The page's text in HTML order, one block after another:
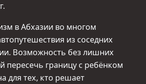
в Абхазии во многом
из соседних
Возможность без лишних
пересечь границу с ребёнком
для тех, кто решает